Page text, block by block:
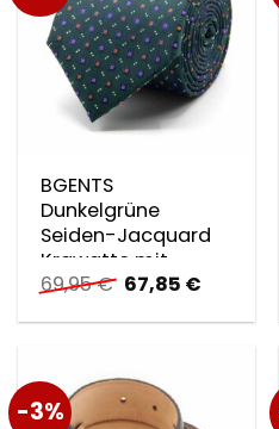
BGENTS
Dunkelgrüne
Seiden-Jacquard
Krawatte mit
geometrischem
69,95€ Ursprünglicher
Preis
war:
67,85 €
ist:
-3%